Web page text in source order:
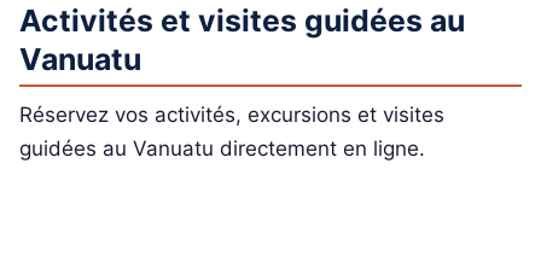
Activités et visites guidées au
Vanuatu
Réservez vos activités, excursions et visites
guidées au Vanuatu directement en ligne.